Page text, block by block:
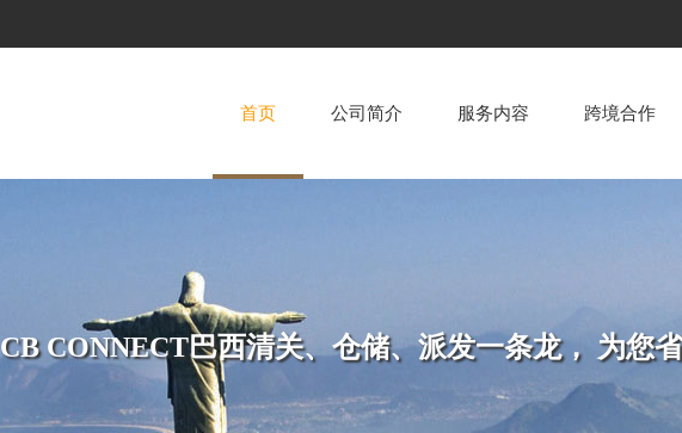
首页 公司简介 服务内容 跨境合作
CB CONNECT巴西清关、仓储、派发一条龙， 为您